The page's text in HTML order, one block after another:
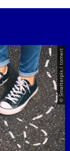
© Smarterpix / tomert